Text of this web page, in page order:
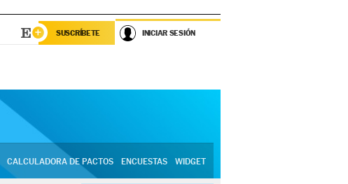
SUSCRÍBETE INICIAR SESIÓN
CALCULADORA DE PACTOS ENCUESTAS WIDGET